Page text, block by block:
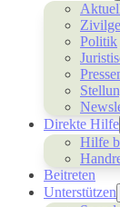
Politik
Direkte Hilfe
Hilfe
Beitreten
Unterstützen